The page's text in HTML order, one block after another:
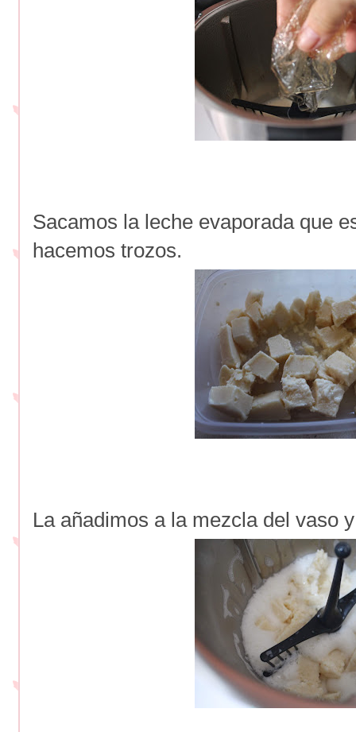
Sacamos la leche evaporada que
hacemos trozos.
La añadimos a la mezcla del vaso